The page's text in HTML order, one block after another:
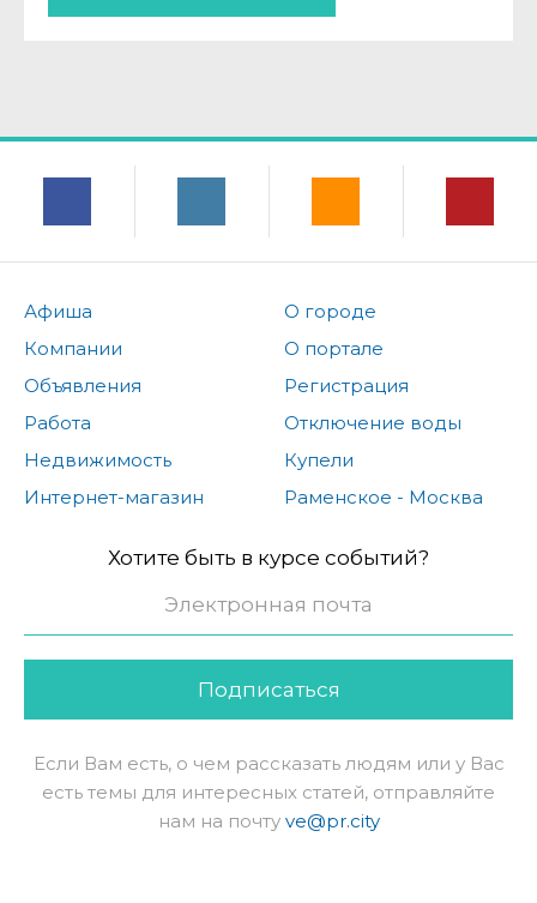
Афиша
Компании
Объявления
Работа
Недвижимость
Интернет-магазин
О городе
О портале
Регистрация
Отключение воды
Купели
Раменское - Москва
Хотите быть в курсе событий?
Подписаться
Если Вам есть, о чем рассказать людям или у Вас
есть темы для интересных статей, отправляйте
нам на почту ve@pr.city